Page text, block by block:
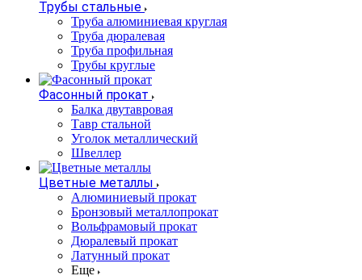
Трубы стальные
Труба алюминиевая круглая
Труба дюралевая
Труба профильная
Трубы круглые
Фасонный прокат
Балка двутавровая
Тавр стальной
Уголок металлический
Швеллер
Цветные металлы
Алюминиевый прокат
Бронзовый металлопрокат
Вольфрамовый прокат
Дюралевый прокат
Латунный прокат
Еще